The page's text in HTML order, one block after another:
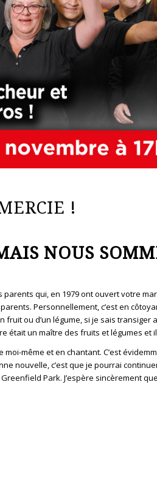
!
NOUS
qui, en 1979 ont ouvert votre
Personnellement, c’est en
fruit ou d’un légume, si je sais
était un maître des fruits et légumes et
moi-même et en chantant. C’est
nouvelle, c’est que je pourrai
Park. J’espère sincèrement